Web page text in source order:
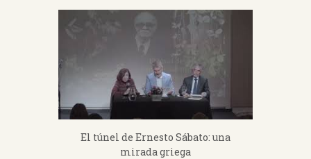
El túnel de Ernesto Sábato: una
mirada griega